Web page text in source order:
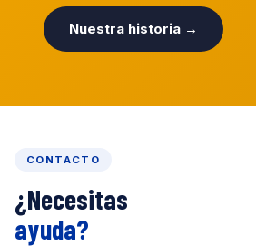
Nuestra historia →
CONTACTO
¿Necesitas
ayuda?